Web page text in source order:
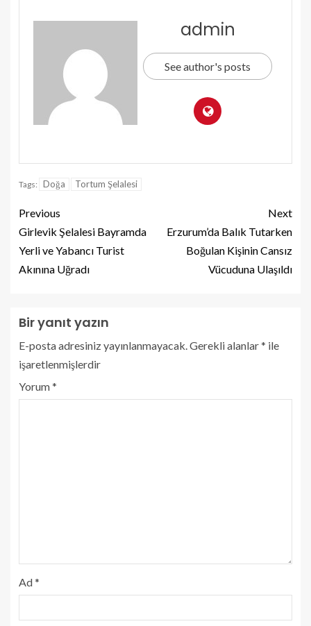
admin
See author's posts
Tags: Doğa Tortum Şelalesi
Previous
Girlevik Şelalesi Bayramda
Yerli ve Yabancı Turist
Akınına Uğradı
Next
Erzurum’da Balık Tutarken
Boğulan Kişinin Cansız
Vücuduna Ulaşıldı
Bir yanıt yazın
E-posta adresiniz yayınlanmayacak.Gerekli alanlar* ile
işaretlenmişlerdir
Yorum*
Ad*